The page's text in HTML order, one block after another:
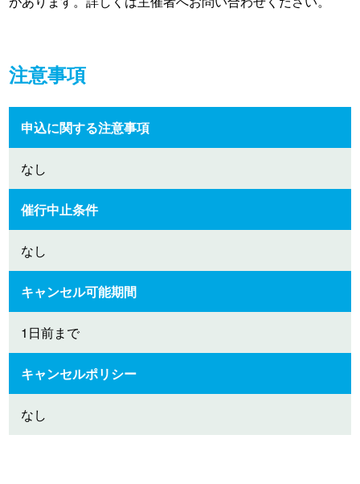
注意事項
申込に関する注意事項
なし
催行中止条件
なし
キャンセル可能期間
1日前まで
キャンセルポリシー
なし